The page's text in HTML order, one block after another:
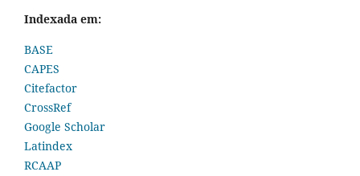
Indexada em:
BASE
CAPES
Citefactor
CrossRef
Google Scholar
Latindex
RCAAP